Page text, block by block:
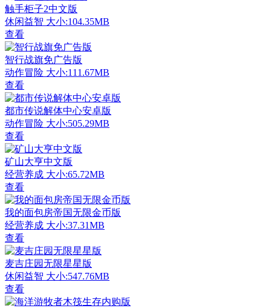
触手柜子2中文版
休闲益智 大小:104.35MB
查看
智行战旗免广告版
动作冒险 大小:111.67MB
查看
都市传说解体中心安卓版
动作冒险 大小:505.29MB
查看
矿山大亨中文版
经营养成 大小:65.72MB
查看
我的面包房帝国无限金币版
经营养成 大小:37.31MB
查看
麦吉庄园无限星星版
休闲益智 大小:547.76MB
查看